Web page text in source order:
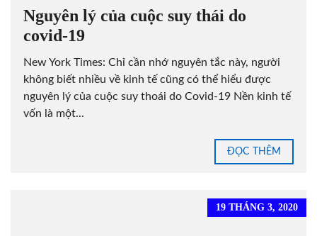
Nguyên lý của cuộc suy thái do
covid-19
New York Times: Chỉ cần nhớ nguyên tắc này, người
không biết nhiều về kinh tế cũng có thể hiểu được
nguyên lý của cuộc suy thoái do Covid-19 Nền kinh tế
vốn là một...
ĐỌC THÊM
19 THÁNG 3, 2020